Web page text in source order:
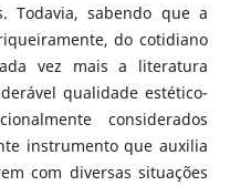
Todavia, sabendo que a
do cotidiano
vez mais a literatura
qualidade estético-
considerados
instrumento que auxilia
com diversas situações